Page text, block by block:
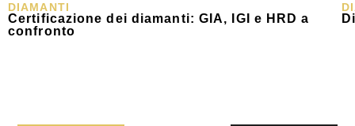
DIAMANTI
Certificazione dei diamanti: GIA, IGI e HRD a
confronto